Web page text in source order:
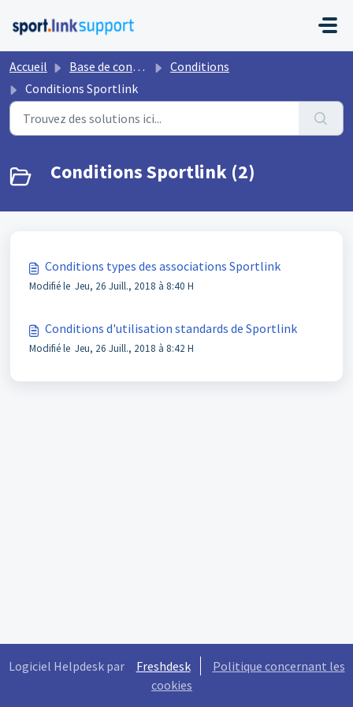
Accueil Base de connaissances
Conditions
Conditions Sportlink
Conditions Sportlink (2)
Conditions types des associations Sportlink
Modifié le Jeu, 26 Juill., 2018 à 8:40 H
Conditions d'utilisation standards de Sportlink
Modifié le Jeu, 26 Juill., 2018 à 8:42 H
Logiciel Helpdesk par Freshdesk
Politique concernant les
cookies